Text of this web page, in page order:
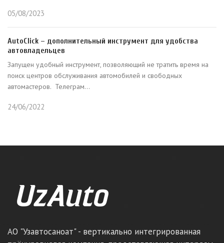
05/08/2023
AutoClick – дополнительный инструмент для удобства
автовладельцев
Запущен удобный инструмент, позволяющий не тратить время на
поиск центров обслуживания автомобилей и свободных
автомастеров. Телеграм...
24/06/2022
АО "Узавтосаноат" - вертикально интегрированная